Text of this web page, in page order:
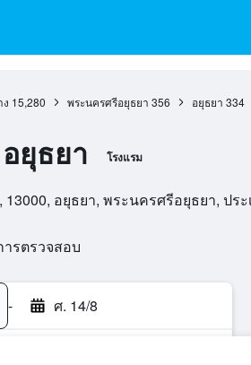
15,280 พระนครศรีอยุธยา 356 อยุธยา 334
ยุธยา โรงแรม
อยุธยา, พระนครศรีอยุธยา, ประ
รตรวจสอบ
- ศ. 14/8